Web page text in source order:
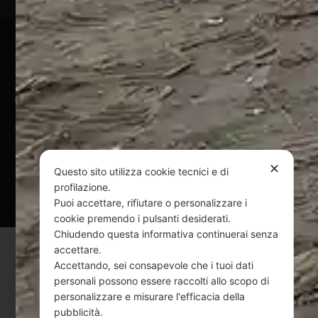
Pagamenti Sicuri
@ Copyright 2024 Webpesca è un brand Intent di Federico
Andrenacci P.Iva 01917920678
Via G. Galilei n. 2 – 64018 Tortoreto TE | REA TE-168019 |
Mail:info@webpesca.it| Pec:federicoandrenacci@pec.it
Questo sito è protetto da Google reCAPTCHA
Privacy Policy eTerms of Servicedi Google.
✕
Questo sito utilizza cookie tecnici e di
profilazione.
Puoi accettare, rifiutare o personalizzare i
cookie premendo i pulsanti desiderati.
Chiudendo questa informativa continuerai senza
accettare.
Accettando, sei consapevole che i tuoi dati
personali possono essere raccolti allo scopo di
personalizzare e misurare l'efficacia della
pubblicità.